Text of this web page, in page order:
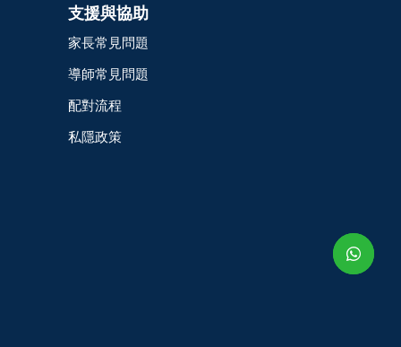
支援與協助
家長常見問題
導師常見問題
配對流程
私隱政策